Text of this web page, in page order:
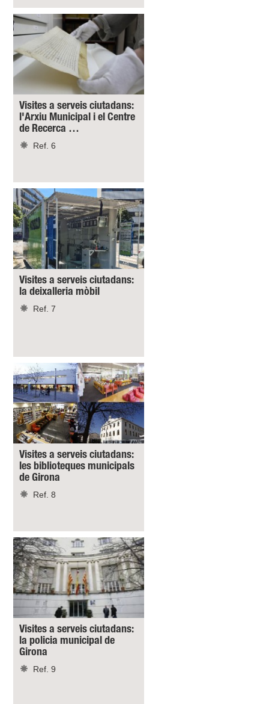
Visites a serveis ciutadans:
l'Arxiu Municipal i el Centre
de Recerca …
Ref. 6
Visites a serveis ciutadans:
la deixalleria mòbil
Ref. 7
Visites a serveis ciutadans:
les biblioteques municipals
de Girona
Ref. 8
Visites a serveis ciutadans:
la policia municipal de
Girona
Ref. 9